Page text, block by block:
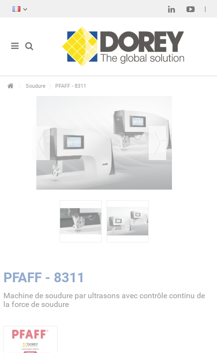
Soudure PFAFF - 8311
PFAFF - 8311
Machine de soudure par ultrasons avec contrôle continu de
la force de soudure